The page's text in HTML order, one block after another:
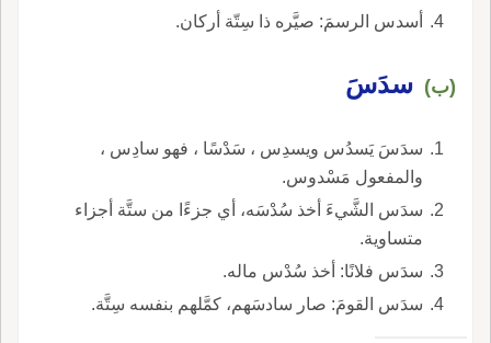
أسدس الرسمَ: صيَّره ذا سِتّة أركان.
(ب) سدَسَ
سدَسَ يَسدُس ويسدِس ، سَدْسًا ، فهو سادِس ،
والمفعول مَسْدوس.
سدَس الشَّيءَ أخذ سُدْسَه، أي جزءًا من ستَّة أجزاء
متساوية.
سدَس فلانًا: أخذ سُدْس ماله.
سدَس القومَ: صار سادسَهم، كمَّلهم بنفسه سِتَّة.